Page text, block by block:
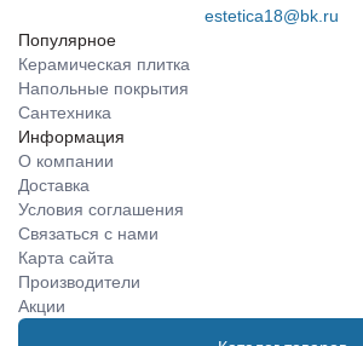
estetica18@bk.ru
Популярное
Керамическая плитка
Напольные покрытия
Сантехника
Информация
О компании
Доставка
Условия соглашения
Связаться с нами
Карта сайта
Производители
Акции